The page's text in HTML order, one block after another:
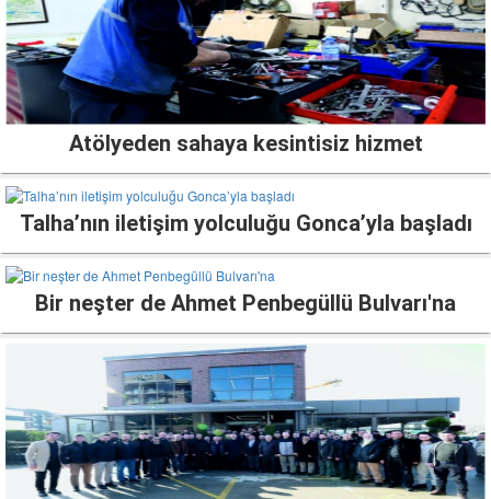
Atölyeden sahaya kesintisiz hizmet
Talha’nın iletişim yolculuğu Gonca’yla başladı
Bir neşter de Ahmet Penbegüllü Bulvarı'na